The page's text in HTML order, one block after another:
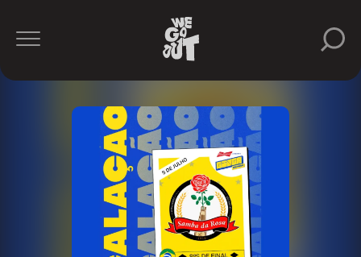
Ginga
https://www.instagram.com/ginga.sampa/